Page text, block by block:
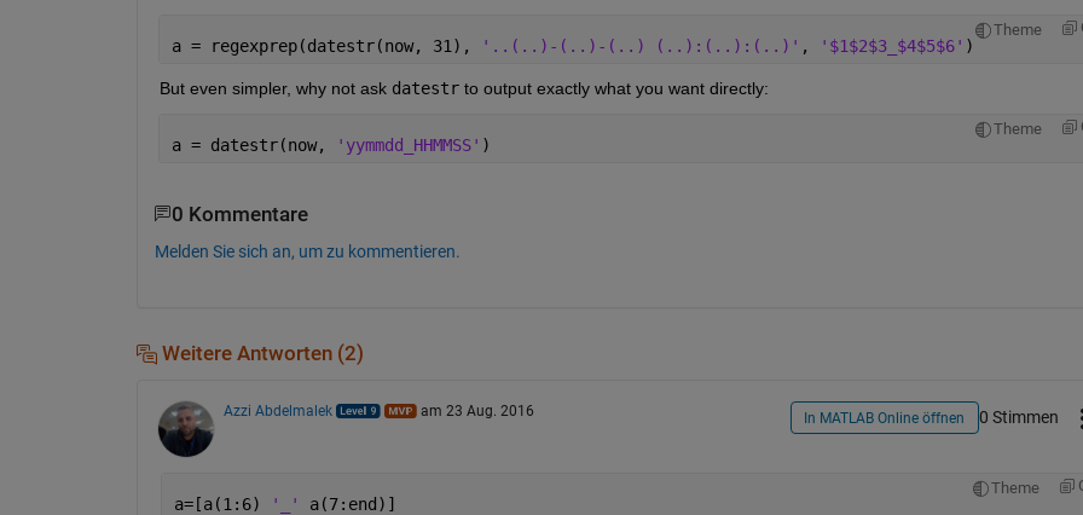
Theme
a = regexprep(datestr(now, 31), '..(..)-(..)-(..) (..):(..):(..)' , '$1$2$3_$4$5$6' )
But even simpler, why not ask datestr to output exactly what you want directly:
Theme
a = datestr(now, 'yymmdd_HHMMSS' )
0 Kommentare
Melden Sie sich an, um zu kommentieren.
Weitere Antworten (2)
Azzi Abdelmalek am 23 Aug. 2016 In MATLAB Online öffnen 0 Stimmen
Theme
a=[a(1:6) '_' a(7:end)]